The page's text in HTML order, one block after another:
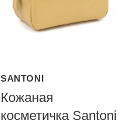
SANTONI
Кожаная
косметичка Santoni